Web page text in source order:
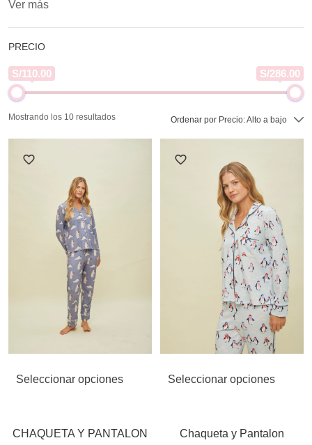
Ver más
PRECIO
S/110.00 S/286.00
Ordenar por Precio: Alto a bajo
Seleccionar opciones
CHAQUETA Y PANTALON
Seleccionar opciones
Chaqueta y Pantalon
Mostrando los 10 resultados